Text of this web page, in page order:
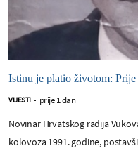
Istinu je platio životom:
VIJESTI - prije 1 dan
Novinar Hrvatskog radija
kolovoza 1991. godine,